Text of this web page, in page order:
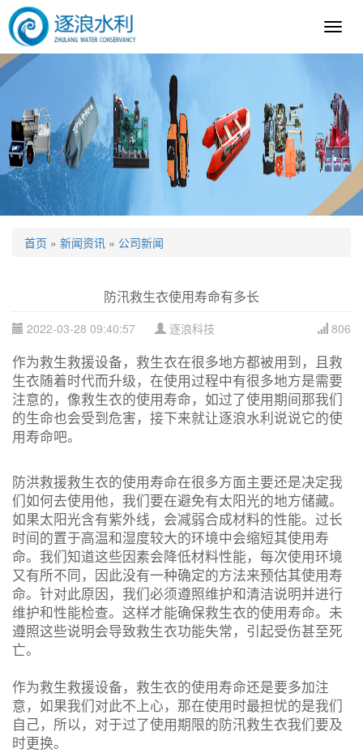
逐
首页 » 新闻资讯 » 公司新闻
防汛救生衣使用寿命有多长
806
2022-03-28 09:40:57 逐浪科技
作为救生救援设备，救生衣在很多地方都被用到，且救
生衣随着时代而升级，在使用过程中有很多地方是需要
注意的，像救生衣的使用寿命，如过了使用期间那我们
的生命也会受到危害，接下来就让逐浪水利说说它的使
用寿命吧。
防洪救援救生衣的使用寿命在很多方面主要还是决定我
们如何去使用他，我们要在避免有太阳光的地方储藏。
如果太阳光含有紫外线，会减弱合成材料的性能。过长
时间的置于高温和湿度较大的环境中会缩短其使用寿
命。我们知道这些因素会降低材料性能，每次使用环境
又有所不同，因此没有一种确定的方法来预估其使用寿
命。针对此原因，我们必须遵照维护和清洁说明并进行
维护和性能检查。这样才能确保救生衣的使用寿命。未
遵照这些说明会导致救生衣功能失常，引起受伤甚至死
亡。
作为救生救援设备，救生衣的使用寿命还是要多加注
意，如果我们对此不上心，那在使用时最担忧的是我们
自己，所以，对于过了使用期限的防汛救生衣我们要及
时更换。